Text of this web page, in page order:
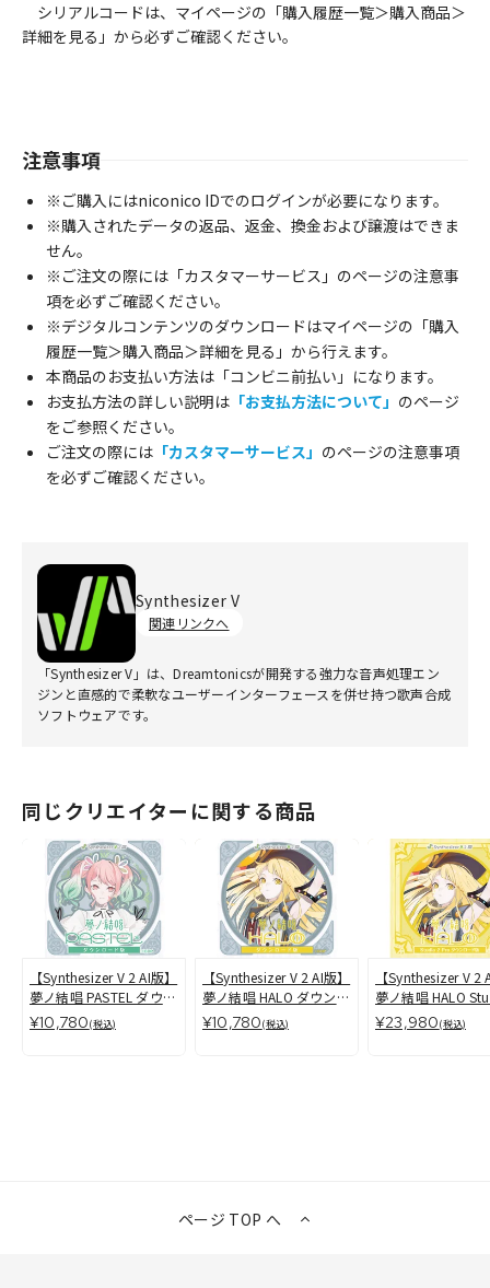
シリアルコードは、マイページの「購入履歴一覧＞購入商品＞
詳細を見る」から必ずご確認ください。
注意事項
※ご購入にはniconico IDでのログインが必要になります。
※購入されたデータの返品、返金、換金および譲渡はできま
せん。
※ご注文の際には「カスタマーサービス」のページの注意事
項を必ずご確認ください。
※デジタルコンテンツのダウンロードはマイページの「購入
履歴一覧＞購入商品＞詳細を見る」から行えます。
本商品のお支払い方法は「コンビニ前払い」になります。
お支払方法の詳しい説明は 「お支払方法について」 のページ
をご参照ください。
ご注文の際には 「カスタマーサービス」 のページの注意事項
を必ずご確認ください。
Synthesizer V
関連リンクへ
「Synthesizer V」は、Dreamtonicsが開発する強力な音声処理エン
ジンと直感的で柔軟なユーザーインターフェースを併せ持つ歌声合成
ソフトウェアです。
同じクリエイターに関する商品
【Synthesizer V 2 AI版】
夢ノ結唱 PASTEL ダウン
ロード版
¥10,780(税込)
【Synthesizer V 2 AI版】
夢ノ結唱 HALO ダウンロ
ード版
¥10,780(税込)
【Synthesizer V 2
夢ノ結唱 HALO
Pro ダウンロード
¥23,980(税込)
ページ TOP へ